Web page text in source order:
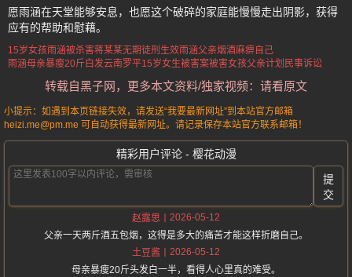
愿雨涵在天堂能够安息，也愿这个破碎的家庭能慢慢走出阴影，获得
应有的帮助和慰藉。
15岁女孩雨涵被杀害蒋某某无期徒刑生效雨涵父亲烟酒麻痹自己
雨涵母亲暴瘦20斤白发云南罗平15岁女生被害案被害女孩父亲计划民事诉讼
转载自黑子网，更多本文资料/独家视频：请看原文
小提示：如遇到本页链接失效，请发送“我要最新网址”到本站官方邮箱
heizi.me@pm.me 可自动获得最新网址。请记录保存本站官方联系邮箱！
精彩用户评论 - 樱花动漫
提
交
赵露思
2026-05-12
父亲一天两斤酒五包烟，这得是多大的痛苦才能这样折磨自己。
土豆酱
2026-05-12
母亲暴瘦20斤头发白一半，看得人心里真的难受。